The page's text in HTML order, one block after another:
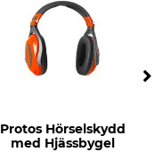
Protos Hörselskydd
med Hjässbygel